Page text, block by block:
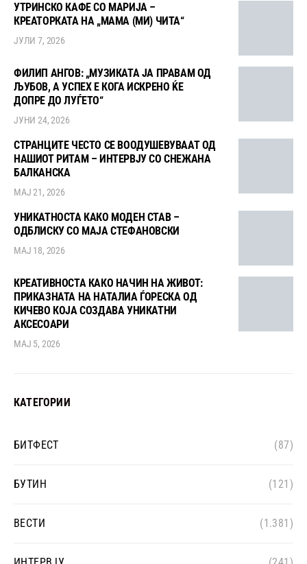
УТРИНСКО КАФЕ СО МАРИЈА –
КРЕАТОРКАТА НА „МАМА (МИ) ЧИТА“
ЈУЛИ 7, 2026
ФИЛИП АНГОВ: „МУЗИКАТА ЈА ПРАВАМ ОД
ЉУБОВ, А УСПЕХ Е КОГА ИСКРЕНО ЌЕ
ДОПРЕ ДО ЛУЃЕТО“
ЈУНИ 24, 2026
СТРАНЦИТЕ ЧЕСТО СЕ ВООДУШЕВУВААТ ОД
НАШИОТ РИТАМ – ИНТЕРВЈУ СО СНЕЖАНА
БАЛКАНСКА
МАЈ 21, 2026
УНИКАТНОСТА КАКО МОДЕН СТАВ –
ОДБЛИСКУ СО МАЈА СТЕФАНОВСКИ
МАЈ 18, 2026
КРЕАТИВНОСТА КАКО НАЧИН НА ЖИВОТ:
ПРИКАЗНАТА НА НАТАЛИА ЃОРЕСКА ОД
КИЧЕВО КОЈА СОЗДАВА УНИКАТНИ
АКСЕСОАРИ
МАЈ 5, 2026
КАТЕГОРИИ
БИТФЕСТ (87)
БУТИН (121)
ВЕСТИ (1.381)